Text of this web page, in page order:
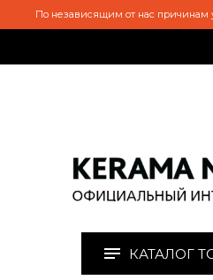
По независящим от нас причинам
КАТАЛОГ